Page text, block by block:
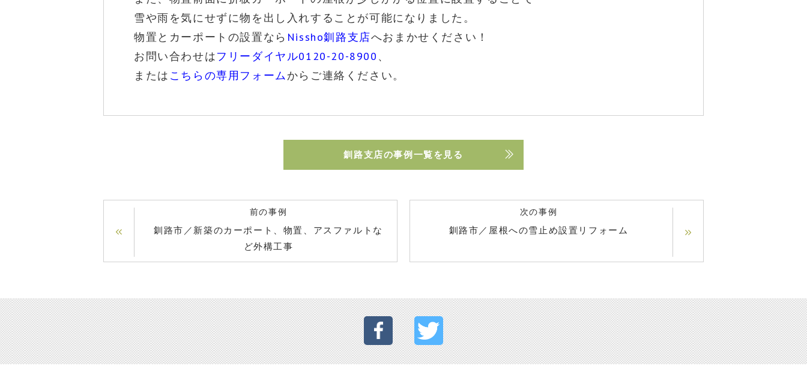
雪や雨を気にせずに物を出し入れすることが可能になりました。
物置とカーポートの設置なら Nissho釧路支店へおまかせください！
お問い合わせはフリーダイヤル0120-20-8900 、
または こちらの専用フォームからご連絡ください。
釧路支店の事例一覧を見る
前の事例
釧路市／新築のカーポート、物置、アスファルトな
ど外構工事
次の事例
釧路市／屋根への雪止め設置リフォーム